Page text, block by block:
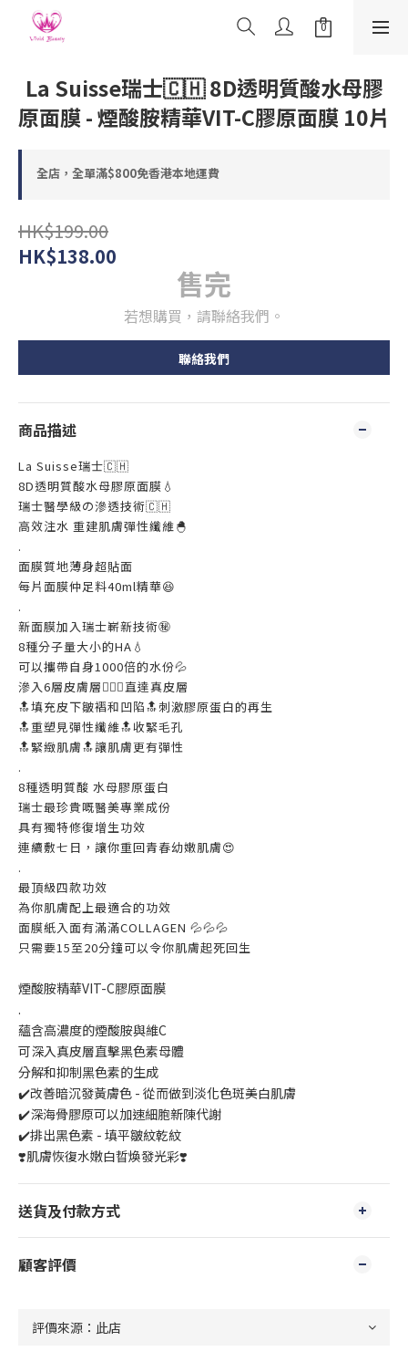
La Suisse瑞士🇨🇭 8D透明質酸水母膠
原面膜 - 煙酸胺精華VIT-C膠原面膜️ 10片
全店，全單滿$800免香港本地運費
HK$199.00
HK$138.00
售完
若想購買，請聯絡我們。
聯絡我們
商品描述
La Suisse瑞士🇨🇭
8D透明質酸水母膠原面膜💧
瑞士醫學級の滲透技術🇨🇭
高效注水 重建肌膚彈性纖維🐣
.
面膜質地薄身超貼面
每片面膜仲足料40ml精華😆
.
新面膜加入瑞士嶄新技術㊙️
8種分子量大小的HA💧
可以攜帶自身1000倍的水份💦
滲入6層皮膚層🧏🏼‍♀️直達真皮層
🔝填充皮下皺褶和凹陷🔝刺激膠原蛋白的再生
🔝重塑見彈性纖維🔝收緊毛孔
🔝緊緻肌膚🔝讓肌膚更有彈性
.
8種透明質酸 水母膠原蛋白
瑞士最珍貴嘅醫美專業成份
具有獨特修復增生功效
連續敷七日，讓你重回青春幼嫩肌膚😍
.
最頂級四款功效
為你肌膚配上最適合的功效
面膜紙入面有滿滿COLLAGEN 💦💦💦
只需要15至20分鐘可以令你肌膚起死回生
煙酸胺精華VIT-C膠原面膜️
.
蘊含高濃度的煙酸胺與維C
可深入真皮層直擊黑色素母體
分解和抑制黑色素的生成
✔️改善暗沉發黃膚色 - 從而做到淡化色斑美白肌膚
✔️深海骨膠原可以加速細胞新陳代謝
✔️排出黑色素 - 填平皺紋乾紋
❣️肌膚恢復水嫩白晢煥發光彩❣️
送貨及付款方式
顧客評價